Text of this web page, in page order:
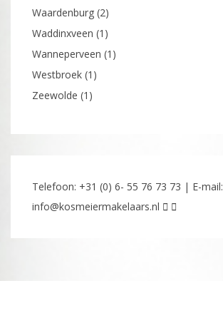
Waardenburg (2)
Waddinxveen (1)
Wanneperveen (1)
Westbroek (1)
Zeewolde (1)
Telefoon: +31 (0) 6- 55 76 73 73 | E-mail:
info@kosmeiermakelaars.nl